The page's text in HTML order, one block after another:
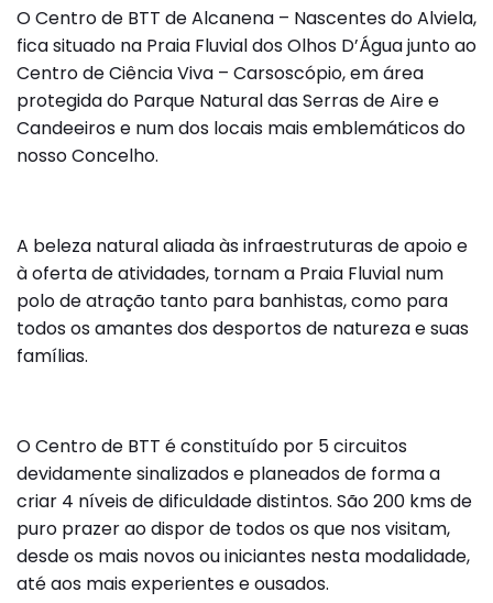
O Centro de BTT de Alcanena – Nascentes do Alviela,
fica situado na Praia Fluvial dos Olhos D’Água junto ao
Centro de Ciência Viva – Carsoscópio, em área
protegida do Parque Natural das Serras de Aire e
Candeeiros e num dos locais mais emblemáticos do
nosso Concelho.
A beleza natural aliada às infraestruturas de apoio e
à oferta de atividades, tornam a Praia Fluvial num
polo de atração tanto para banhistas, como para
todos os amantes dos desportos de natureza e suas
famílias.
O Centro de BTT é constituído por 5 circuitos
devidamente sinalizados e planeados de forma a
criar 4 níveis de dificuldade distintos. São 200 kms de
puro prazer ao dispor de todos os que nos visitam,
desde os mais novos ou iniciantes nesta modalidade,
até aos mais experientes e ousados.